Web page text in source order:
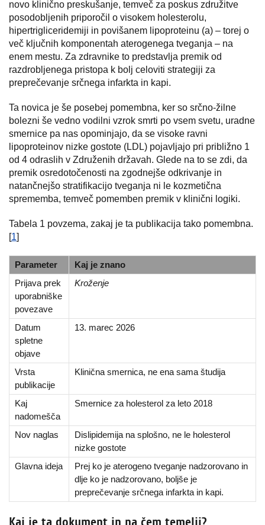
novo klinično preskušanje, temveč za poskus združitve
posodobljenih priporočil o visokem holesterolu,
hipertrigliceridemiji in povišanem lipoproteinu (a) – torej o
več ključnih komponentah aterogenega tveganja – na
enem mestu. Za zdravnike to predstavlja premik od
razdrobljenega pristopa k bolj celoviti strategiji za
preprečevanje srčnega infarkta in kapi.
Ta novica je še posebej pomembna, ker so srčno-žilne
bolezni še vedno vodilni vzrok smrti po vsem svetu, uradne
smernice pa nas opominjajo, da se visoke ravni
lipoproteinov nizke gostote (LDL) pojavljajo pri približno 1
od 4 odraslih v Združenih državah. Glede na to se zdi, da
premik osredotočenosti na zgodnejše odkrivanje in
natančnejšo stratifikacijo tveganja ni le kozmetična
sprememba, temveč pomemben premik v klinični logiki.
Tabela 1 povzema, zakaj je ta publikacija tako pomembna.
[1]
Parameter
Kaj je znano
Prijava prek
uporabniške
povezave
Kroženje
Datum
spletne
objave
13. marec 2026
Vrsta
publikacije
Klinična smernica, ne ena sama študija
Kaj
nadomešča
Smernice za holesterol za leto 2018
Nov naglas
Dislipidemija na splošno, ne le holesterol
nizke gostote
Glavna ideja
Prej ko je aterogeno tveganje nadzorovano in
dlje ko je nadzorovano, boljše je
preprečevanje srčnega infarkta in kapi.